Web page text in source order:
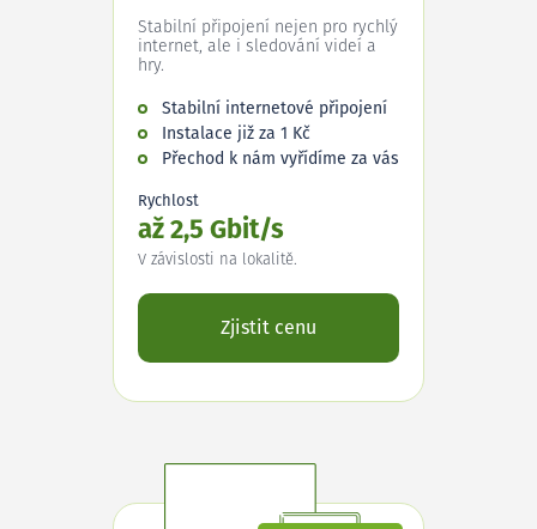
Stabilní připojení nejen pro rychlý
internet, ale i sledování videí a
hry.
Stabilní internetové připojení
Instalace již za 1 Kč
Přechod k nám vyřídíme za vás
Rychlost
až 2,5 Gbit/s
V závislosti na lokalitě.
Zjistit cenu